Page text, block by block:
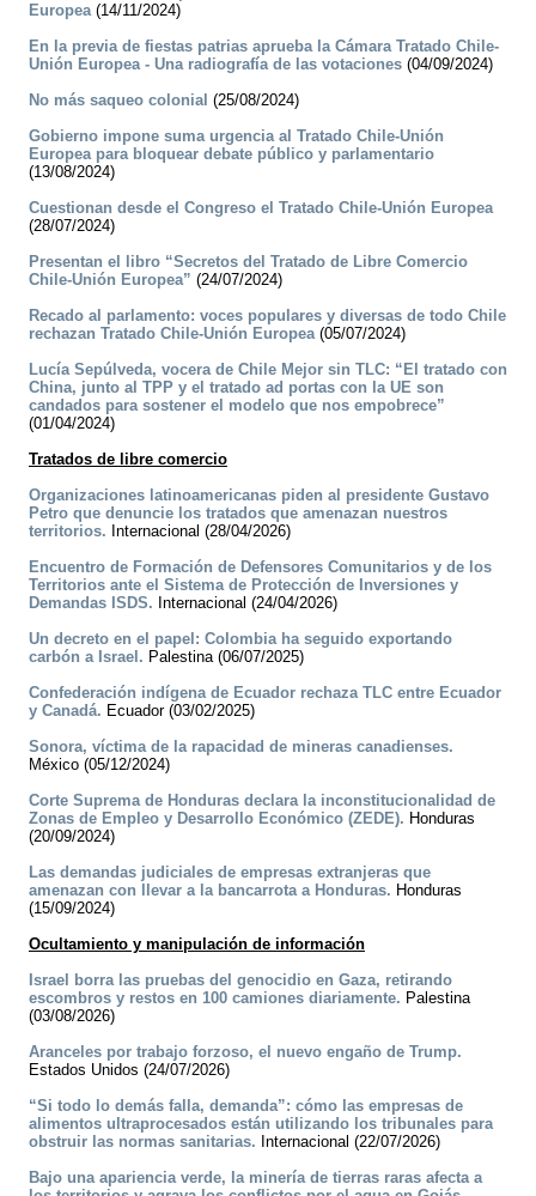
Europea(14/11/2024)
En la previa de fiestas patrias aprueba la Cámara Tratado Chile-
Unión Europea - Una radiografía de las votaciones (04/09/2024)
No más saqueo colonial (25/08/2024)
Gobierno impone suma urgencia al Tratado Chile-Unión
Europea para bloquear debate público y parlamentario
(13/08/2024)
Cuestionan desde el Congreso el Tratado Chile-Unión Europea
(28/07/2024)
Presentan el libro “Secretos del Tratado de Libre Comercio
Chile-Unión Europea” (24/07/2024)
Recado al parlamento: voces populares y diversas de todo Chile
rechazan Tratado Chile-Unión Europea(05/07/2024)
Lucía Sepúlveda, vocera de Chile Mejor sin TLC: “El tratado con
China, junto al TPP y el tratado ad portas con la UE son
candados para sostener el modelo que nos empobrece”
(01/04/2024)
Tratados de libre comercio
Organizaciones latinoamericanas piden al presidente Gustavo
Petro que denuncie los tratados que amenazan nuestros
territorios. Internacional (28/04/2026)
Encuentro de Formación de Defensores Comunitarios y de los
Territorios ante el Sistema de Protección de Inversiones y
Demandas ISDS. Internacional (24/04/2026)
Un decreto en el papel: Colombia ha seguido exportando
carbón a Israel. Palestina (06/07/2025)
Confederación indígena de Ecuador rechaza TLC entre Ecuador
y Canadá. Ecuador (03/02/2025)
Sonora, víctima de la rapacidad de mineras canadienses.
México (05/12/2024)
Corte Suprema de Honduras declara la inconstitucionalidad de
Zonas de Empleo y Desarrollo Económico (ZEDE). Honduras
(20/09/2024)
Las demandas judiciales de empresas extranjeras que
amenazan con llevar a la bancarrota a Honduras. Honduras
(15/09/2024)
Ocultamiento y manipulación de información
Israel borra las pruebas del genocidio en Gaza, retirando
escombros y restos en 100 camiones diariamente. Palestina
(03/08/2026)
Aranceles por trabajo forzoso, el nuevo engaño de Trump.
Estados Unidos (24/07/2026)
“Si todo lo demás falla, demanda”: cómo las empresas de
alimentos ultraprocesados están utilizando los tribunales para
obstruir las normas sanitarias. Internacional (22/07/2026)
Bajo una apariencia verde, la minería de tierras raras afecta a